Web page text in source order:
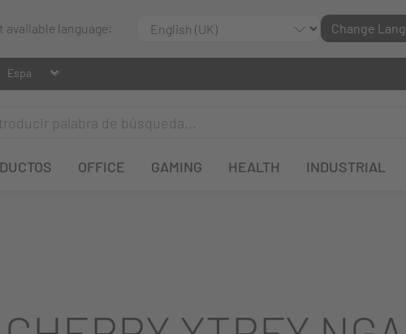
available language: Change
OFFICE GAMING HEALTH INDUSTRIAL